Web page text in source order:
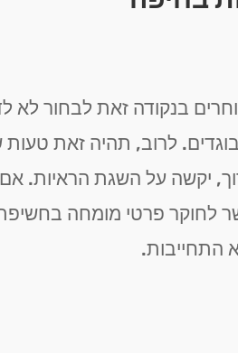
בנקודה זאת לבחור
לרוב, תהיה זאת טעות
יקשה על השגת הראיות. אם
לחוקר פרטי מומחה
התחייבות.